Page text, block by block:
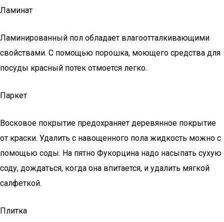
Ламинат
Ламинированный пол обладает влагоотталкивающими
свойствами. С помощью порошка, моющего средства для
посуды красный потек отмоется легко.
Паркет
Восковое покрытие предохраняет деревянное покрытие
от краски. Удалить с навощенного пола жидкость можно с
помощью соды. На пятно Фукорцина надо насыпать сухую
соду, дождаться, когда она впитается, и удалить мягкой
салфеткой.
Плитка